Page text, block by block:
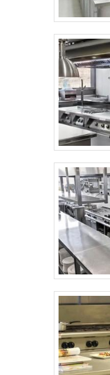
suficiente
demandas.
equipe
associados e
experiência na
o sucesso de